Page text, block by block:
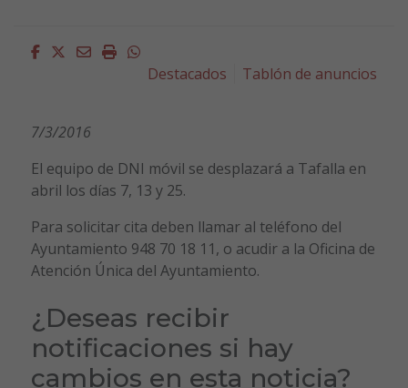
Facebook
Twitter
EmailImprimirWhatsapp
Destacados
Tablón de anuncios
7/3/2016
El equipo de DNI móvil se desplazará a Tafalla en
abril los días 7, 13 y 25.
Para solicitar cita deben llamar al teléfono del
Ayuntamiento 948 70 18 11, o acudir a la Oficina de
Atención Única del Ayuntamiento.
¿Deseas recibir
notificaciones si hay
cambios en esta noticia?